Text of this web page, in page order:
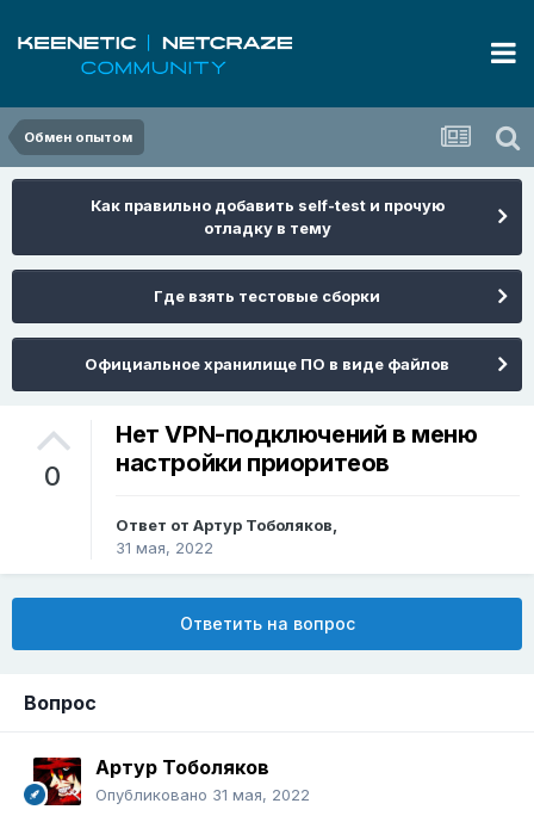
Обмен опытом
Как правильно добавить self-test и прочую
отладку в тему
Где взять тестовые сборки
Официальное хранилище ПО в виде файлов
0
Нет VPN-подключений в меню
настройки приоритеов
Ответ от Артур Тоболяков,
31 мая, 2022
Ответить на вопрос
Вопрос
Артур Тоболяков
Опубликовано 31 мая, 2022